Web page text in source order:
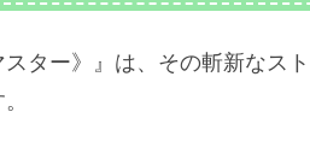
スター》』は、その斬新なス